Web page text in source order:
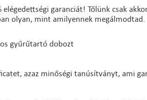
elégedettségi garanciát! Tőlünk csak
olyan, mint amilyennek megálmodtad.
gyűrűtartó dobozt
azaz minőségi tanúsítványt, ami